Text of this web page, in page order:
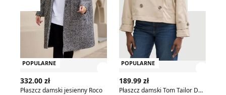
Przesuń w lewo
POPULARNE
332.00 zł
Płaszcz damski jesienny Roco
POPULARNE
189.99 zł
Płaszcz damski Tom Tailor Denim